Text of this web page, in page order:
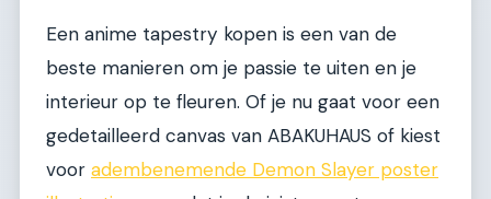
Een anime tapestry kopen is een van de
beste manieren om je passie te uiten en je
interieur op te fleuren. Of je nu gaat voor een
gedetailleerd canvas van ABAKUHAUS of kiest
voor adembenemende Demon Slayer poster